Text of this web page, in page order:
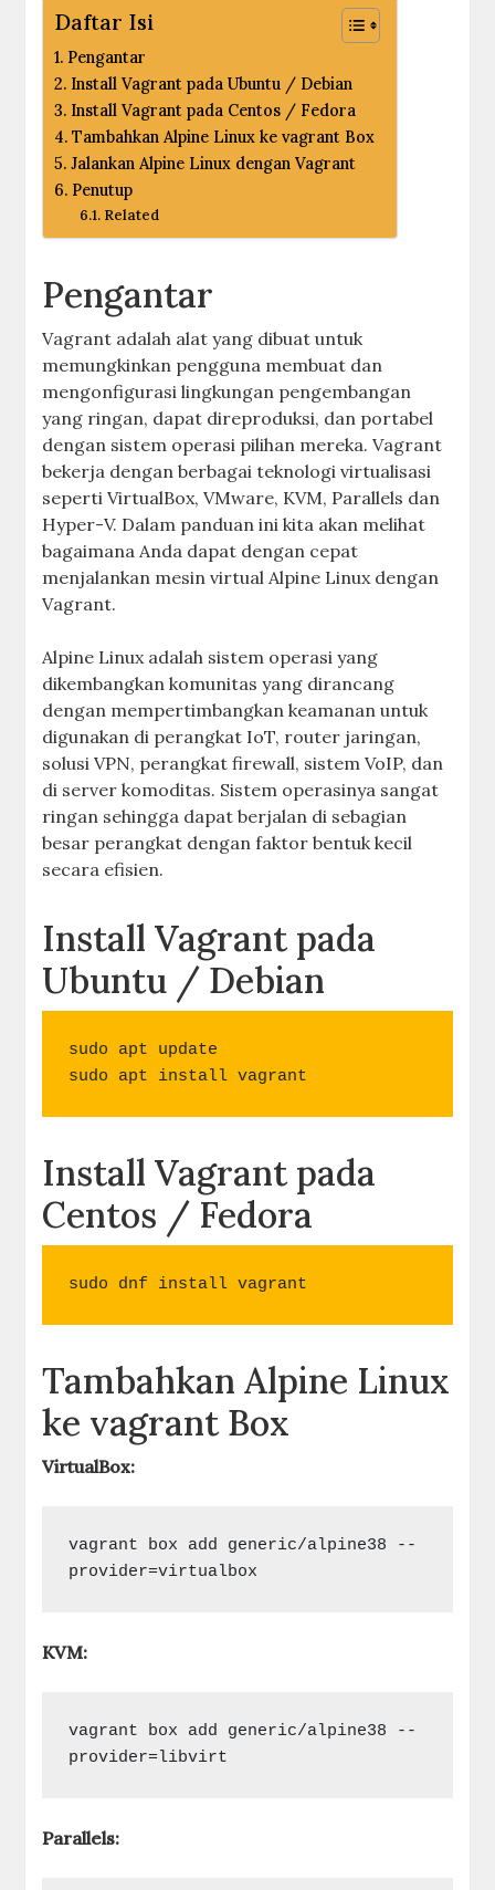
Daftar Isi
Pengantar
Install Vagrant pada Ubuntu / Debian
Install Vagrant pada Centos / Fedora
Tambahkan Alpine Linux ke vagrant Box
Jalankan Alpine Linux dengan Vagrant
Penutup
Related
Pengantar
Vagrant adalah alat yang dibuat untuk
memungkinkan pengguna membuat dan
mengonfigurasi lingkungan pengembangan
yang ringan, dapat direproduksi, dan portabel
dengan sistem operasi pilihan mereka. Vagrant
bekerja dengan berbagai teknologi virtualisasi
seperti VirtualBox, VMware, KVM, Parallels dan
Hyper-V. Dalam panduan ini kita akan melihat
bagaimana Anda dapat dengan cepat
menjalankan mesin virtual Alpine Linux dengan
Vagrant.
Alpine Linux adalah sistem operasi yang
dikembangkan komunitas yang dirancang
dengan mempertimbangkan keamanan untuk
digunakan di perangkat IoT, router jaringan,
solusi VPN, perangkat firewall, sistem VoIP, dan
di server komoditas. Sistem operasinya sangat
ringan sehingga dapat berjalan di sebagian
besar perangkat dengan faktor bentuk kecil
secara efisien.
Install Vagrant pada
Ubuntu / Debian
sudo apt update
sudo apt install vagrant
Install Vagrant pada
Centos / Fedora
sudo dnf install vagrant
Tambahkan Alpine Linux
ke vagrant Box
VirtualBox:
vagrant box add generic/alpine38 --
provider=virtualbox
KVM:
vagrant box add generic/alpine38 --
provider=libvirt
Parallels: